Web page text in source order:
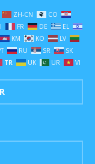
ZH-CN
CO
FR DE
EL
KM KO
LV
RU SR
SK
TR UK UR VI